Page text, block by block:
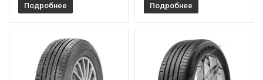
Подробнее Подробнее